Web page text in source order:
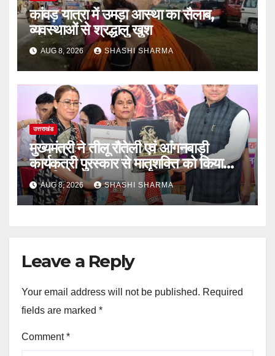
कांवड़ यात्रा में उमड़ा आस्था का सैलाब,
व्यवस्थाओं से श्रद्धालु खुश
AUG 8, 2026 SHASHI SHARMA
उत्तराखंड
मुख्यमंत्री ने तीलू रौतेली एवं आंगनबाड़ी
कार्यकत्री पुरस्कार से मातृशक्ति को किया
सम्मानित
AUG 8, 2026 SHASHI SHARMA
Leave a Reply
Your email address will not be published. Required
fields are marked *
Comment*